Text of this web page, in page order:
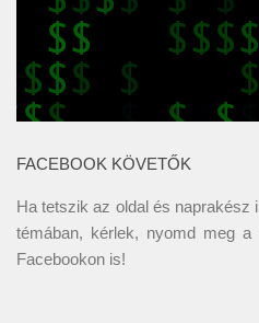
FACEBOOK KÖVETŐK
Ha tetszik az oldal és naprakész
témában, kérlek, nyomd meg
Facebookon is!